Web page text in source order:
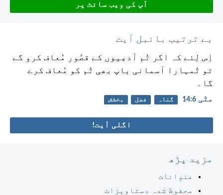
آپ کی ویب سائٹ پر
بے ترتیب بائبل آیت
اِس لِئے کہ اگر تُم آدمِیوں کے قصُور مُعاف کرو گے
تو تُمہارا آسمانی باپ بھی تُم کو مُعاف کرے
گا۔
متّی 6:‏14 گناہ فضل بخشش
اگلی آیت!
مزید پڑھ
عنوانات
محفوظ شدہ دستاویزات